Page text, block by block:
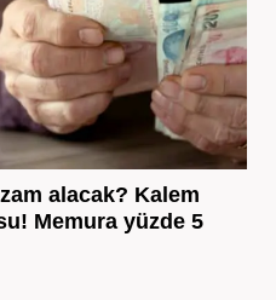
alacak? Kalem
Memura yüzde 5